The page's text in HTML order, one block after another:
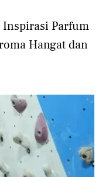
Inspirasi Parfum
Hangat dan